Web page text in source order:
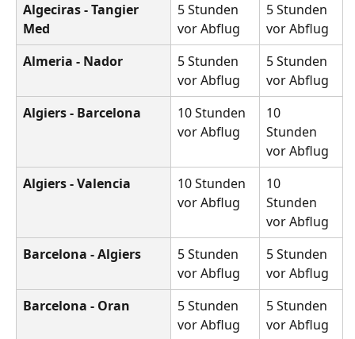
Algeciras - Tangier
Med
5 Stunden
vor Abflug
5 Stunden
vor Abflug
Almeria - Nador
5 Stunden
vor Abflug
5 Stunden
vor Abflug
Algiers - Barcelona
10 Stunden
vor Abflug
10
Stunden
vor Abflug
Algiers - Valencia
10 Stunden
vor Abflug
10
Stunden
vor Abflug
Barcelona - Algiers
5 Stunden
vor Abflug
5 Stunden
vor Abflug
Barcelona - Oran
5 Stunden
vor Abflug
5 Stunden
vor Abflug